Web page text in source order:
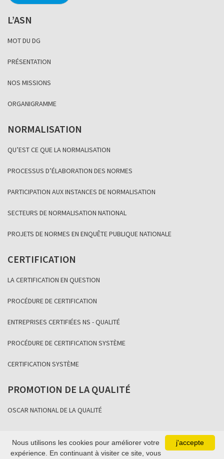
L’ASN
MOT DU DG
PRÉSENTATION
NOS MISSIONS
ORGANIGRAMME
NORMALISATION
QU’EST CE QUE LA NORMALISATION
PROCESSUS D’ÉLABORATION DES NORMES
PARTICIPATION AUX INSTANCES DE NORMALISATION
SECTEURS DE NORMALISATION NATIONAL
PROJETS DE NORMES EN ENQUÊTE PUBLIQUE NATIONALE
CERTIFICATION
LA CERTIFICATION EN QUESTION
PROCÉDURE DE CERTIFICATION
ENTREPRISES CERTIFIÉES NS - QUALITÉ
PROCÉDURE DE CERTIFICATION SYSTÈME
CERTIFICATION SYSTÈME
PROMOTION DE LA QUALITÉ
OSCAR NATIONAL DE LA QUALITÉ
Copyright Association Sénégalaise de Normalisation 2021
j'accepte
Nous utilisons les cookies pour améliorer votre
expérience. En continuant à visiter ce site, vous